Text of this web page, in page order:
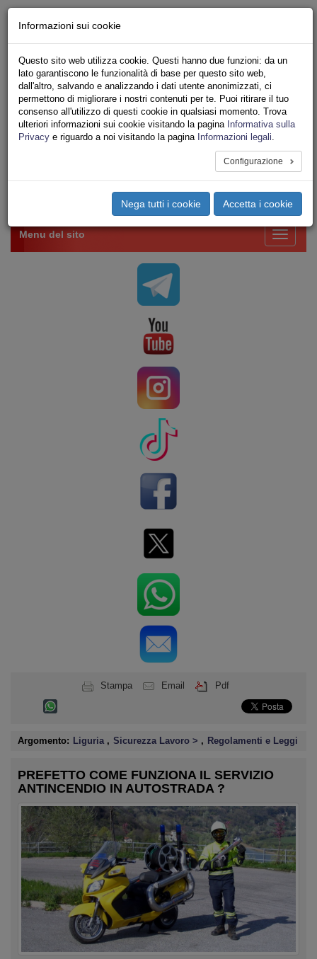
Iscriviti Online
Ricerca
Area Stampa
Privacy
VV.F.
UNIONE SINDACALE DI BASE SETTORE VIGILI
Toggle
Menu del sito
Stampa Email Pdf
Argomento: Liguria , Sicurezza Lavoro > , Regolamenti e Leggi
PREFETTO COME FUNZIONA IL SERVIZIO
ANTINCENDIO IN AUTOSTRADA ?
Informazioni sui cookie
Questo sito web utilizza cookie. Questi hanno due funzioni: da un
lato garantiscono le funzionalità di base per questo sito web,
dall'altro, salvando e analizzando i dati utente anonimizzati, ci
permettono di migliorare i nostri contenuti per te. Puoi ritirare il tuo
consenso all'utilizzo di questi cookie in qualsiasi momento. Trova
ulteriori informazioni sui cookie visitando la pagina Informativa sulla
Privacy e riguardo a noi visitando la pagina Informazioni legali.
Configurazione
Nega tutti i cookie Accetta i cookie